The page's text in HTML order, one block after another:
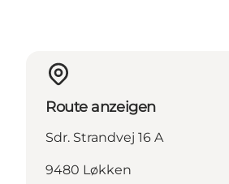
Route anzeigen
Sdr. Strandvej 16 A
9480 Løkken